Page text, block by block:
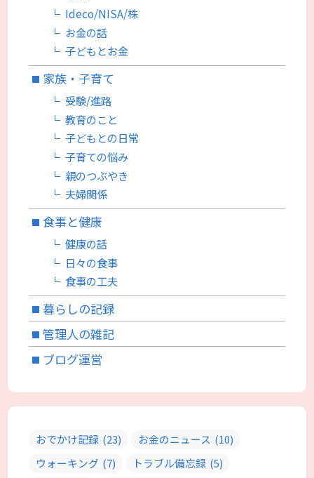
Ideco/NISA/株
お金の話
子どもとお金
家族・子育て
受験/進路
教育のこと
子どもとの日常
子育ての悩み
親のつぶやき
夫婦関係
食事と健康
健康の話
日々の食事
食事の工夫
暮らしの記録
管理人の雑記
ブログ運営
おでかけ記録 (23) お金のニュース (10)
ウォーキング (7) トラブル備忘録 (5)